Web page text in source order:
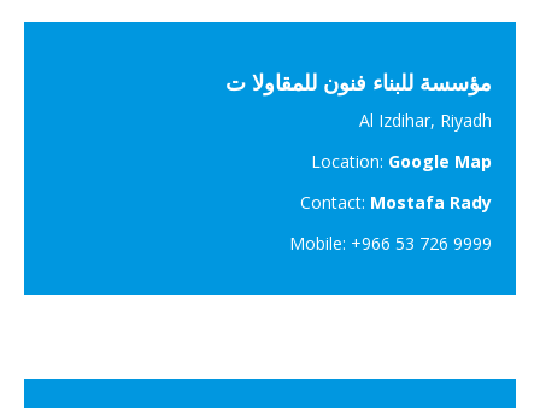
مؤسسة للبناء فنون للمقاولا ت
Al Izdihar, Riyadh
Location:Google Map
Contact:Mostafa Rady
Mobile: +966 53 726 9999